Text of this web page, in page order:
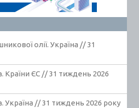
олії. Україна // 31
Країни ЄС // 31 тиждень 2026
Україна // 31 тиждень 2026 року